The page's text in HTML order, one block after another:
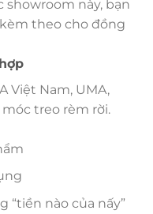
showroom này, bạn
theo cho đồng
Việt Nam, UMA,
treo rèm rời.
“tiền nào của nấy”